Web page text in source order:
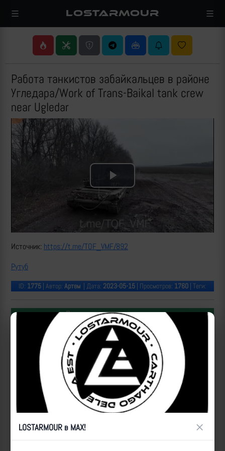
LOSTARMOUR
Работа танкистов забайкальцев в районе
Угледара/Work of Trans-Baikal tank crew
near Ugledar
Play
Video
Источник: https://t.me/TOF_VMF/892
Рутуб
ID: 1775 | Автор: Артем | Дата: 2023-05-15 | Просмотров: 1760 | Теги:
Популярные за сегодня видео
Уничтожение БпЛА ВСУ расчетами ПВО 50-й отдельной
LOSTARMOUR в MAX! ×